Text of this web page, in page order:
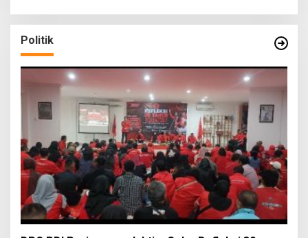
Politik